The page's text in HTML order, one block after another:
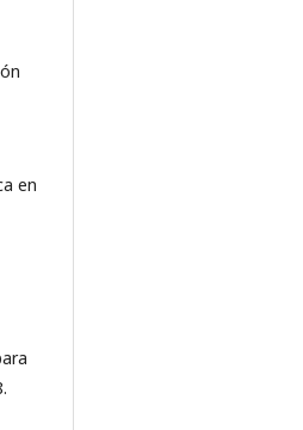
en